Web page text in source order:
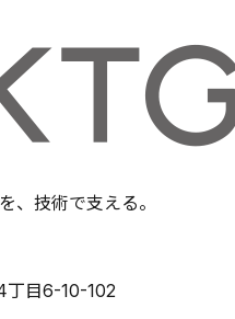
、技術で支える。
丁目6-10-102